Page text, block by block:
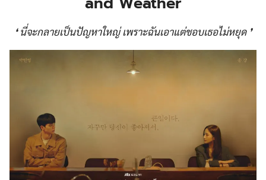
❛ นี่จะกลายเป็นปัญหาใหญ่ เพราะฉันเอาแต่ชอบเธอไม่หยุด ❜